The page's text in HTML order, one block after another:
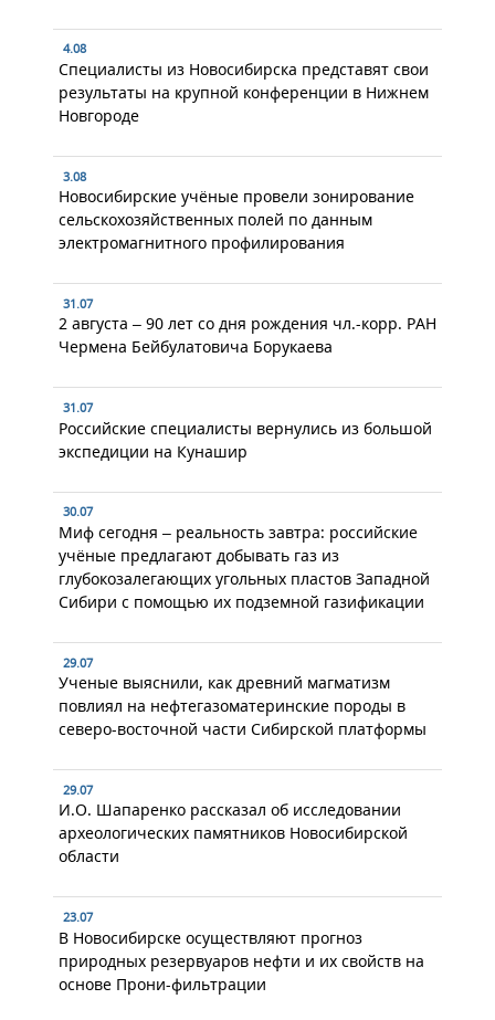
4.08
Специалисты из Новосибирска представят свои
результаты на крупной конференции в Нижнем
Новгороде
3.08
Новосибирские учёные провели зонирование
сельскохозяйственных полей по данным
электромагнитного профилирования
31.07
2 августа – 90 лет со дня рождения чл.-корр. РАН
Чермена Бейбулатовича Борукаева
31.07
Российские специалисты вернулись из большой
экспедиции на Кунашир
30.07
Миф сегодня – реальность завтра: российские
учёные предлагают добывать газ из
глубокозалегающих угольных пластов Западной
Сибири с помощью их подземной газификации
29.07
Ученые выяснили, как древний магматизм
повлиял на нефтегазоматеринские породы в
северо-восточной части Сибирской платформы
29.07
И.О. Шапаренко рассказал об исследовании
археологических памятников Новосибирской
области
23.07
В Новосибирске осуществляют прогноз
природных резервуаров нефти и их свойств на
основе Прони-фильтрации